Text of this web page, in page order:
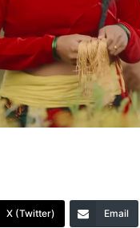
X (Twitter) Email